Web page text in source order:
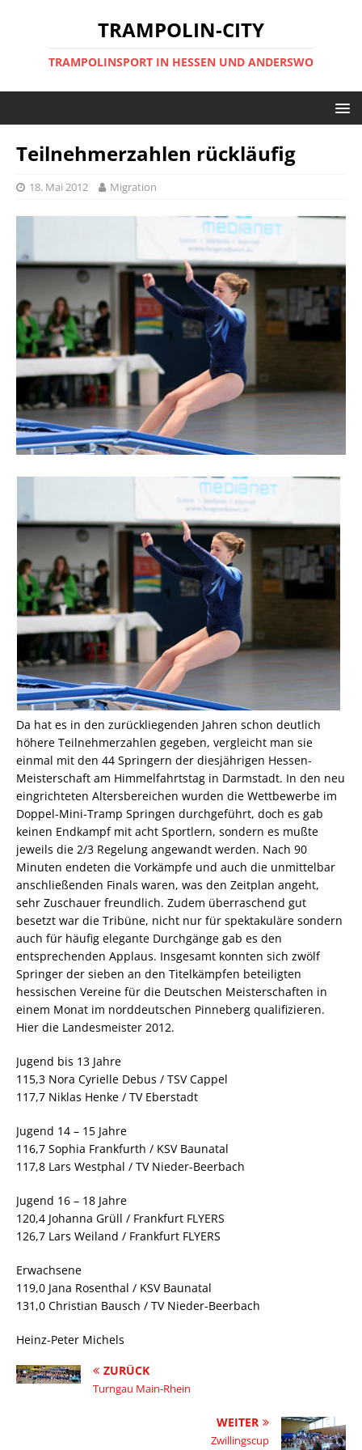
TRAMPOLIN-CITY
TRAMPOLINSPORT IN HESSEN UND ANDERSWO
Teilnehmerzahlen rückläufig
18. Mai 2012 Migration
Da hat es in den zurückliegenden Jahren schon deutlich
höhere Teilnehmerzahlen gegeben, vergleicht man sie
einmal mit den 44 Springern der diesjährigen Hessen-
Meisterschaft am Himmelfahrtstag in Darmstadt. In den neu
eingrichteten Altersbereichen wurden die Wettbewerbe im
Doppel-Mini-Tramp Springen durchgeführt, doch es gab
keinen Endkampf mit acht Sportlern, sondern es mußte
jeweils die 2/3 Regelung angewandt werden. Nach 90
Minuten endeten die Vorkämpfe und auch die unmittelbar
anschließenden Finals waren, was den Zeitplan angeht,
sehr Zuschauer freundlich. Zudem überraschend gut
besetzt war die Tribüne, nicht nur für spektakuläre sondern
auch für häufig elegante Durchgänge gab es den
entsprechenden Applaus. Insgesamt konnten sich zwölf
Springer der sieben an den Titelkämpfen beteiligten
hessischen Vereine für die Deutschen Meisterschaften in
einem Monat im norddeutschen Pinneberg qualifizieren.
Hier die Landesmeister 2012.
Jugend bis 13 Jahre
115,3 Nora Cyrielle Debus / TSV Cappel
117,7 Niklas Henke / TV Eberstadt
Jugend 14 – 15 Jahre
116,7 Sophia Frankfurth / KSV Baunatal
117,8 Lars Westphal / TV Nieder-Beerbach
Jugend 16 – 18 Jahre
120,4 Johanna Grüll / Frankfurt FLYERS
126,7 Lars Weiland / Frankfurt FLYERS
Erwachsene
119,0 Jana Rosenthal / KSV Baunatal
131,0 Christian Bausch / TV Nieder-Beerbach
Heinz-Peter Michels
ZURÜCK
Turngau Main-Rhein
WEITER
Zwillingscup